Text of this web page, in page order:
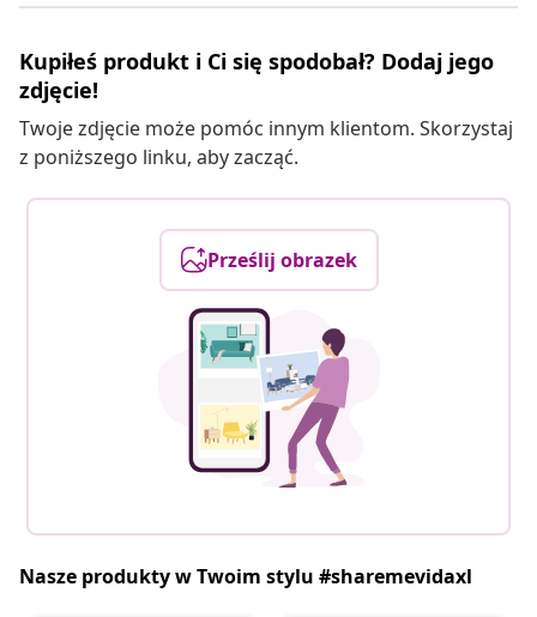
Kupiłeś produkt i Ci się spodobał? Dodaj jego
zdjęcie!
Twoje zdjęcie może pomóc innym klientom. Skorzystaj
z poniższego linku, aby zacząć.
Prześlij obrazek
Nasze produkty w Twoim stylu #sharemevidaxl